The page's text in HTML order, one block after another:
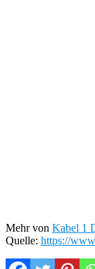
Mehr von Kabel 1
Quelle: https://